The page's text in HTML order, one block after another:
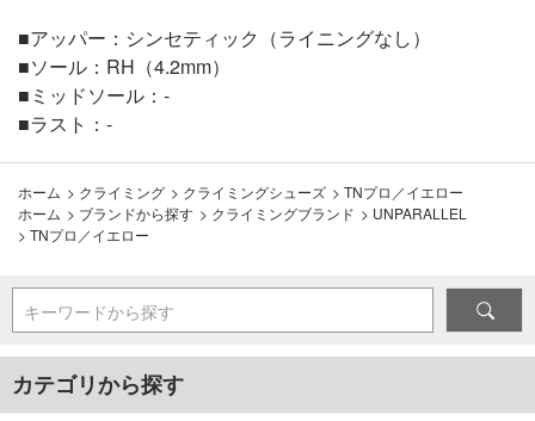
■アッパー：シンセティック（ライニングなし）
■ソール：RH（4.2mm）
■ミッドソール：-
■ラスト：-
ホーム > クライミング > クライミングシューズ > TNプロ／イエロー
ホーム > ブランドから探す > クライミングブランド > UNPARALLEL
> TNプロ／イエロー
キーワードから探す
カテゴリから探す